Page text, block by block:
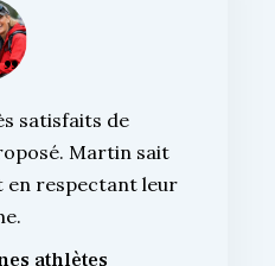
satisfaits de
Martin sait
en respectant leur
athlètes